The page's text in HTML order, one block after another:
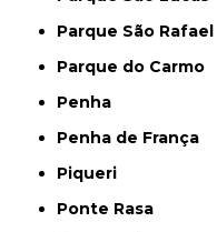
Parque São Rafael
Parque do Carmo
Penha
Penha de França
Piqueri
Ponte Rasa